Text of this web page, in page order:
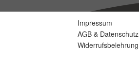
Impressum
AGB & Datenschutz
Widerrufsbelehrung